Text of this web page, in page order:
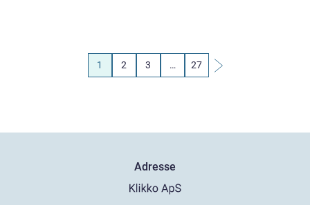
1 2 3 … 27
Adresse